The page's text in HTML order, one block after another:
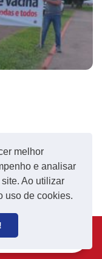
melhor
e analisar
Ao utilizar
uso de cookies.
Receba notícias